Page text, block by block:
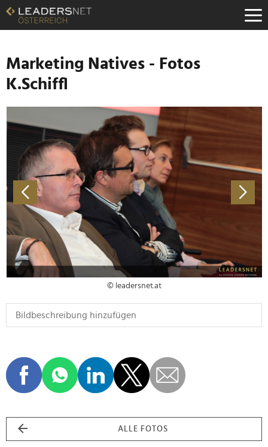
Zum
Inhalt
Zur
Navigation
Zur
Hauptnavigation
Marketing Natives - Fotos
K.Schiffl
© leadersnet.at
ALLE FOTOS